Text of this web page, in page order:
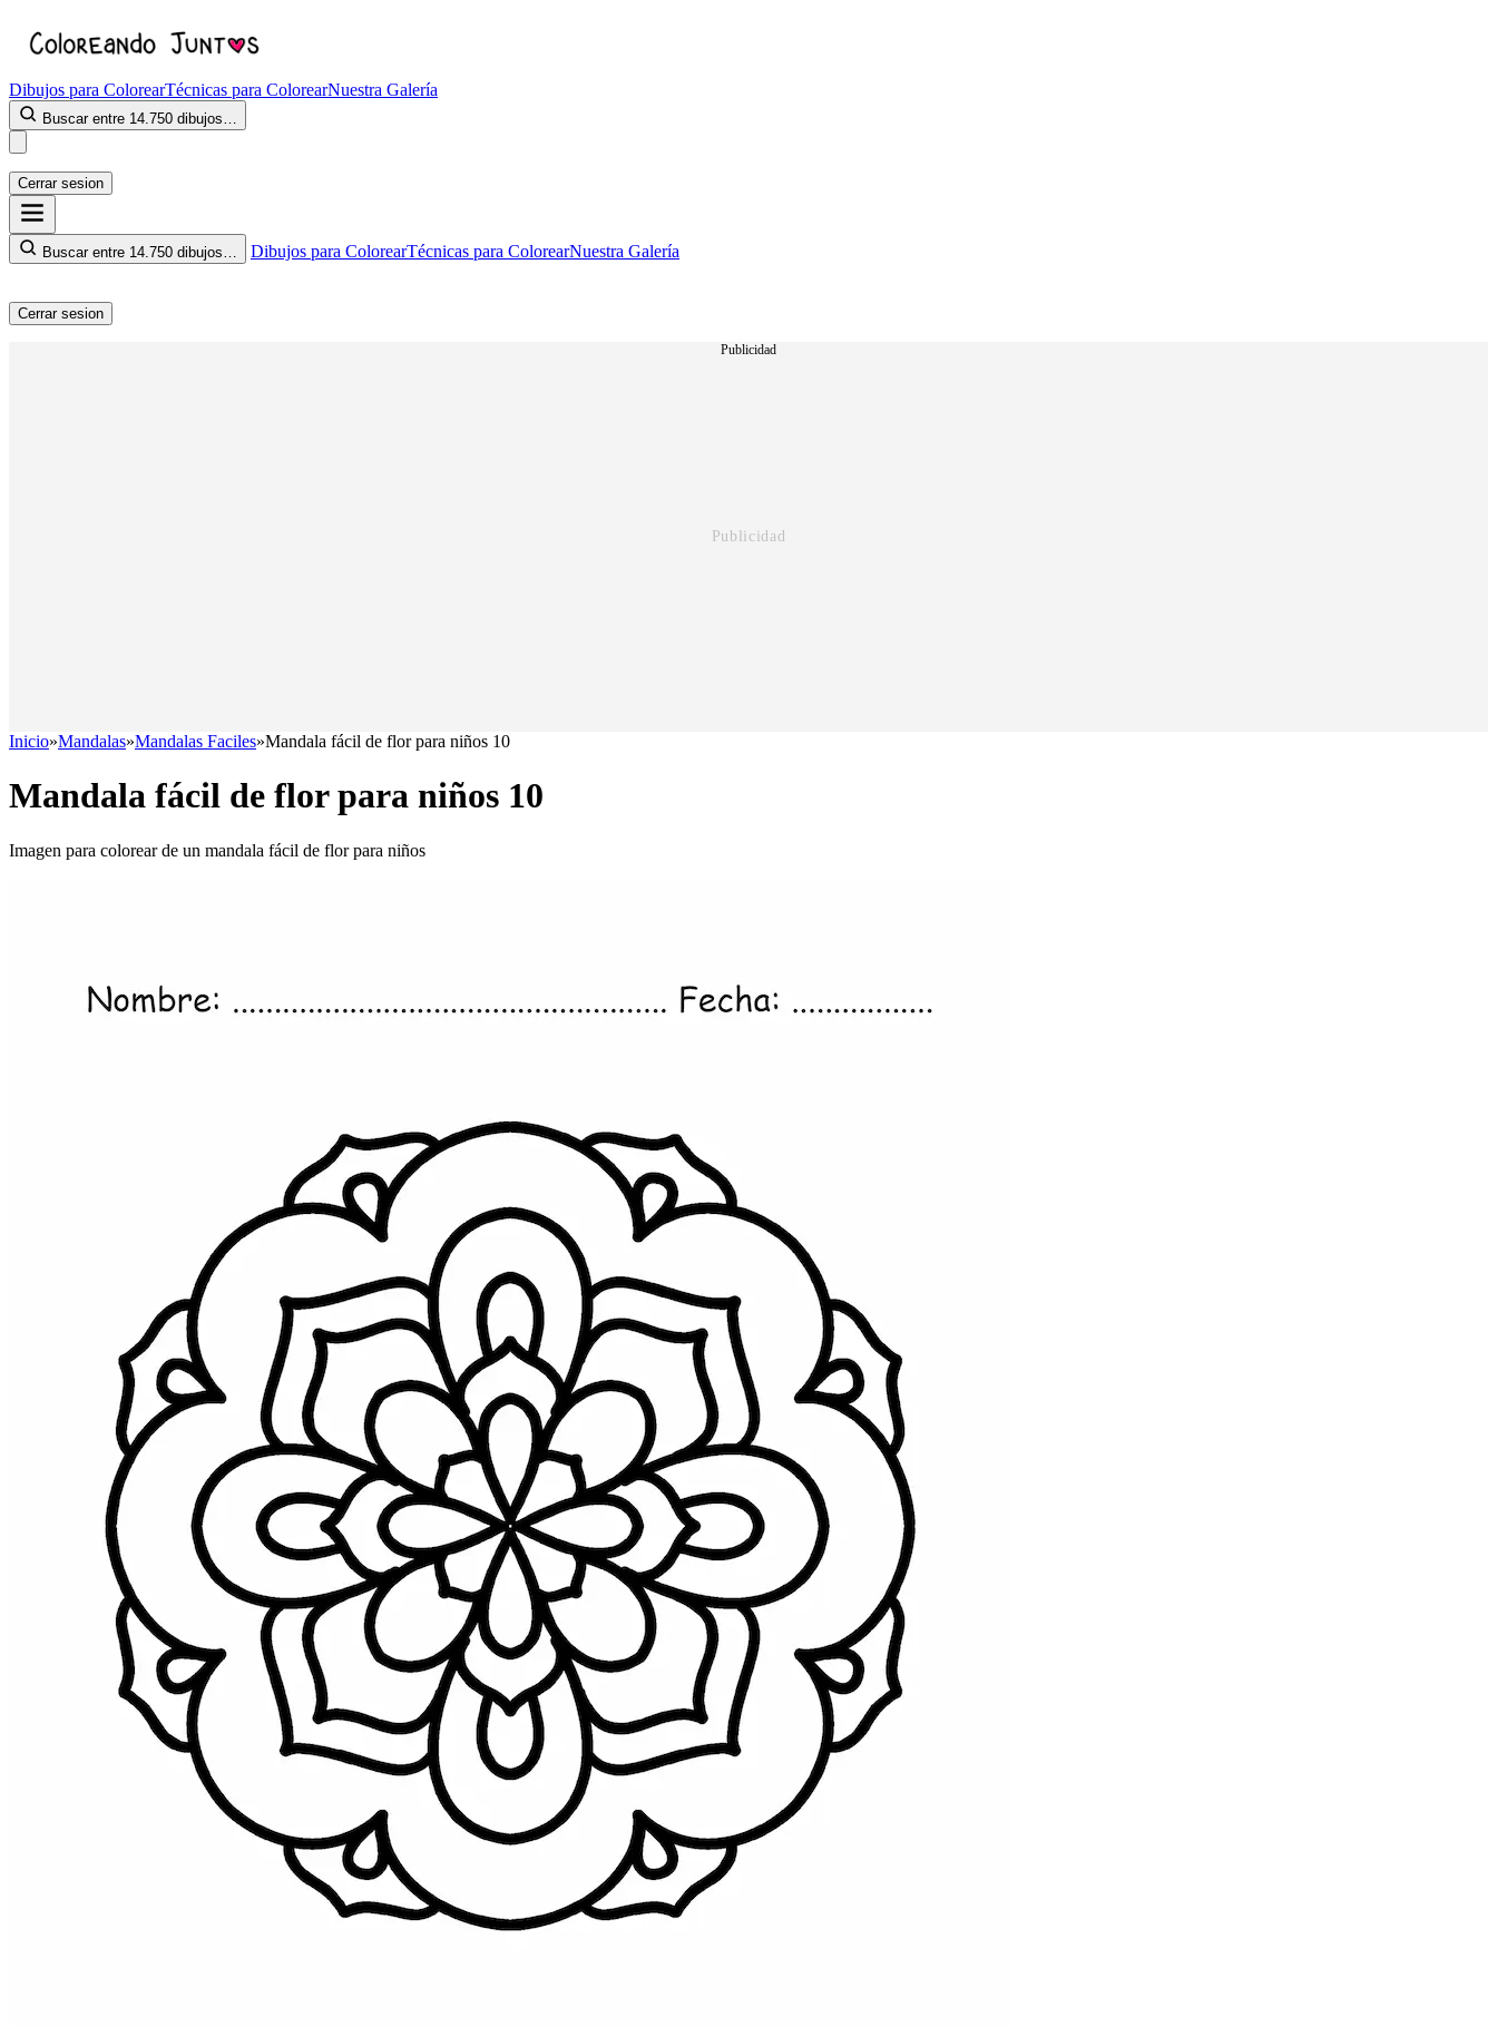
Dibujos para ColorearTécnicas para ColorearNuestra Galería
Buscar entre 14.750 dibujos…
Cerrar sesion
Buscar entre 14.750 dibujos… Dibujos para ColorearTécnicas para ColorearNuestra Galería
Cerrar sesion
Publicidad
Inicio»Mandalas»Mandalas Faciles»Mandala fácil de flor para niños 10
Mandala fácil de flor para niños 10
Imagen para colorear de un mandala fácil de flor para niños